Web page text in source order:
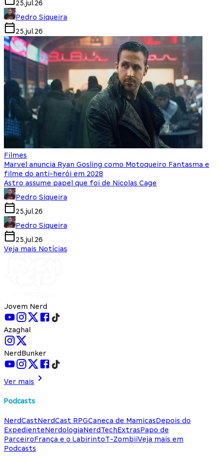
25.jul.26
Pedro Siqueira
25.jul.26
Filmes
Marvel anuncia Ryan Gosling como Motoqueiro Fantasma e
filme do anti-herói em 2028
Astro assume papel que foi de Nicolas Cage
Pedro Siqueira
25.jul.26
Pedro Siqueira
25.jul.26
Veja mais Notícias
Jovem Nerd
Azaghal
NerdBunker
Ver mais
Podcasts
NerdCastNerdCast RPGCaneca de MamicasDepois do
ExpedienteNerdologiaNerdTechExtrasPapo de
ParceiroFrança e o LabirintoT-ZombiiVeja mais em
Podcasts